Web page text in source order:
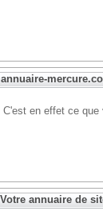
annuaire-
en effet ce
Votre annuaire de